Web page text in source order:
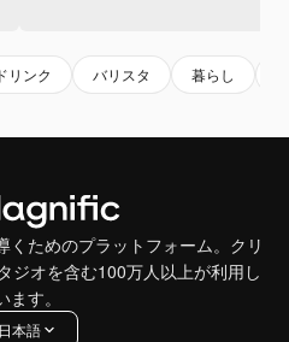
ドリンク バリスタ 暮らし
ためのプラットフォーム。クリ
ジオを含む100万人以上が利用し
ます。
日本語